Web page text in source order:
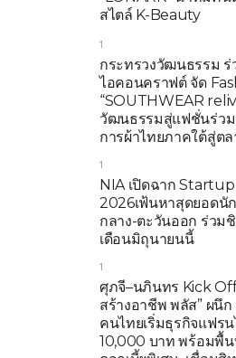
สไตล์ K-Beauty
1
กระทรวงวัฒนธรรม
ไอคอนคราฟต์ จัด
“SOUTHWEAR
วัฒนธรรมสู่แฟชั่นร่วม
การผ้าไทยภาคใต้สู่ต
1
NIA เปิดฉาก
2026เฟ้นหาสุดยอดนั
กลาง-ตะวันออก ร่วม
เดือนมิถุนายนนี้
1
ศุภจี–นภินทร Kick
สร้างอาชีพ พลัส” ผนึ
คนไทยเริ่มธุรกิจแฟร
10,000 บาท พร้อมพื้น